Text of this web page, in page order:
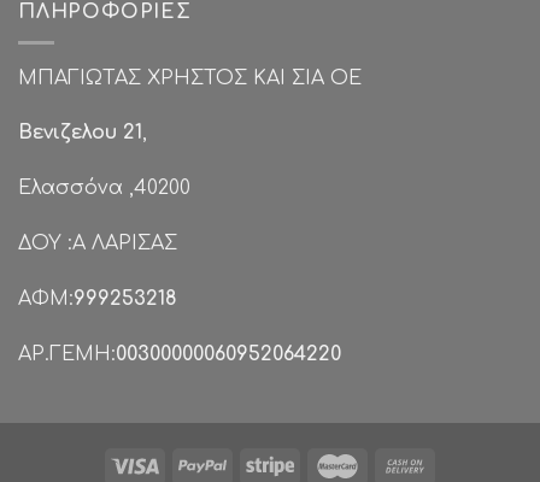
ΠΛΗΡΟΦΟΡΊΕΣ
ΜΠΑΓΙΩΤΑΣ ΧΡΗΣΤΟΣ ΚΑΙ ΣΙΑ ΟΕ
Βενιζελου 21,
Ελασσόνα ,40200
ΔΟΥ :Α ΛΑΡΙΣΑΣ
ΑΦΜ:999253218
ΑΡ.ΓΕΜΗ:00300000060952064220